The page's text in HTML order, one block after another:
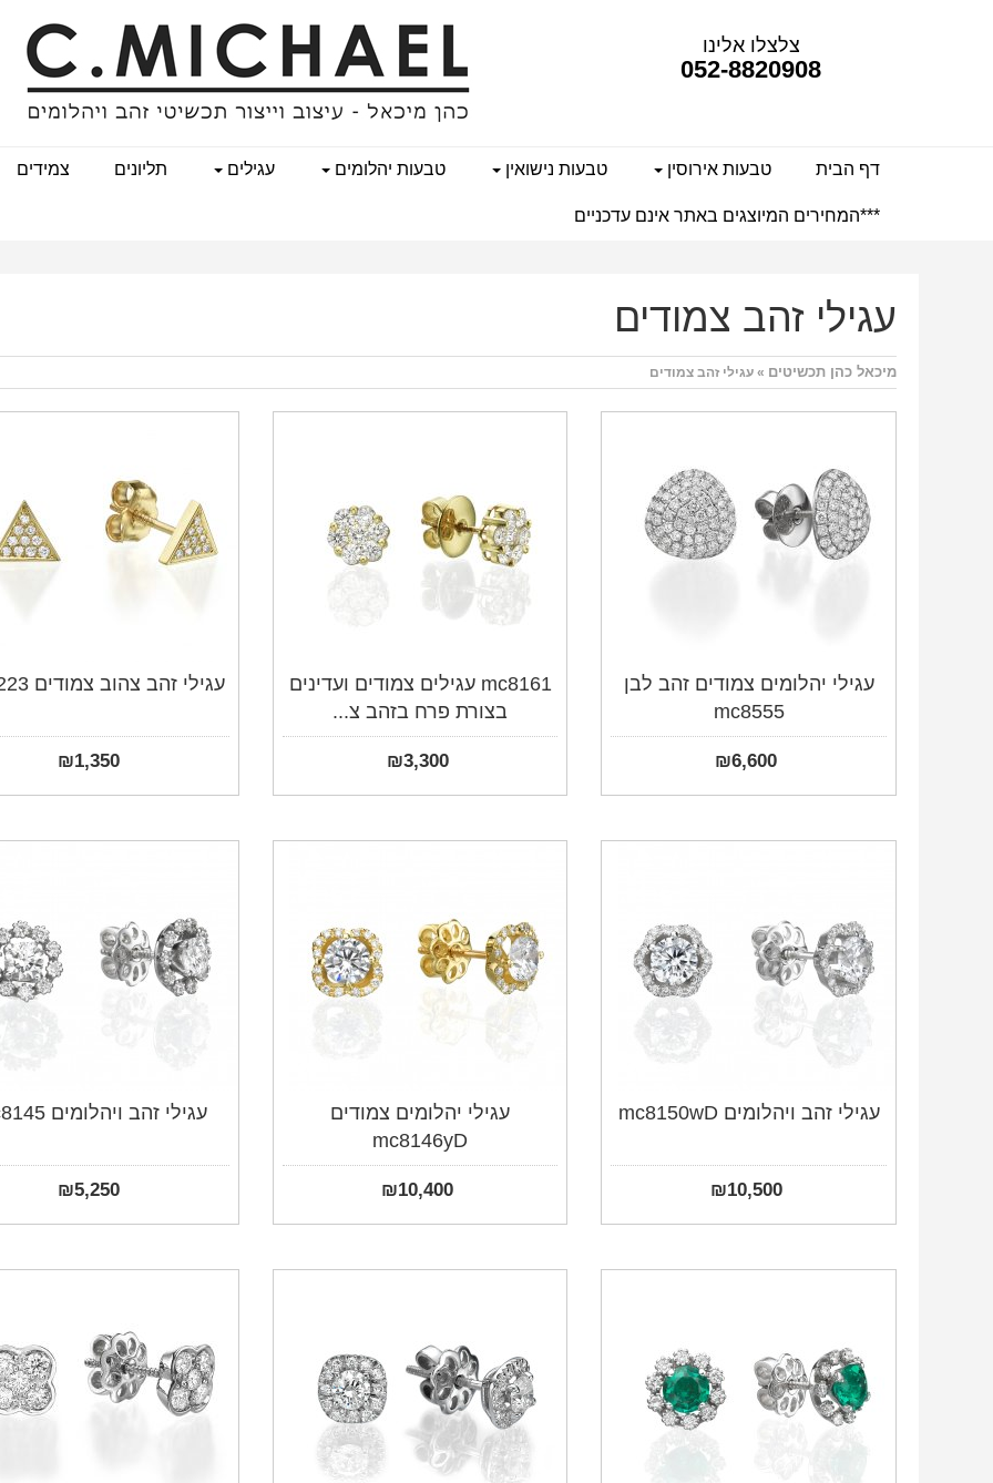
צלצלו אלינו
052-8820908
דף הבית טבעות אירוסין טבעות נישואין טבעות יהלומים עגילים תליונים צמידים
***המחירים המיוצגים באתר אינם עדכניים
עגילי זהב צמודים
מיכאל כהן תכשיטים » עגילי זהב צמודים
עגילי יהלומים צמודים זהב לבן
mc8555
₪6,600
mc8161 עגילים צמודים ועדינים
בצורת פרח בזהב צ...
₪3,300
עגילי זהב צהוב צמודים mc8223
₪1,350
עגילי זהב ויהלומים mc8150wD
₪10,500
עגילי יהלומים צמודים
mc8146yD
₪10,400
עגילי זהב ויהלומים mc8145
₪5,250